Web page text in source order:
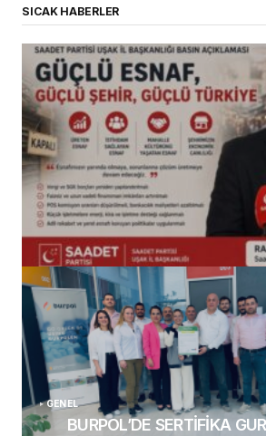
SICAK HABERLER
(başlıksız)
Alaattin Karahan tarafından 14/07/2026
GENEL
BURPOL’DE SERTİFİKA